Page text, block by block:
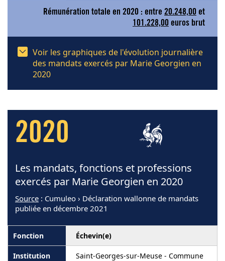
Rémunération totale en 2020 : entre 20.248,00 et
101.228,00 euros brut
Voir les graphiques de l'évolution journalière
des mandats exercés par Marie Georgien en
2020
2020
Les mandats, fonctions et professions
exercés par Marie Georgien en 2020
Source : Cumuleo › Déclaration wallonne de mandats
publiée en décembre 2021
Échevin(e)
Saint-Georges-sur-Meuse - Commune